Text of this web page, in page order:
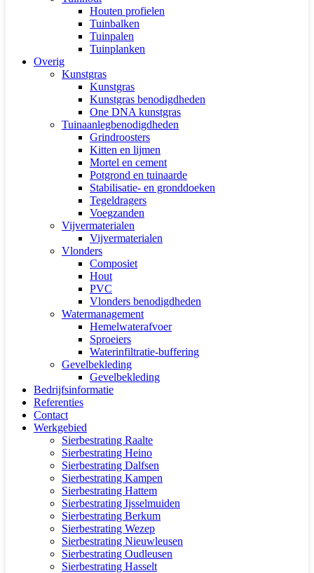
Houten profielen
Tuinbalken
Tuinpalen
Tuinplanken
Overig
Kunstgras
Kunstgras
Kunstgras benodigdheden
One DNA kunstgras
Tuinaanlegbenodigdheden
Grindroosters
Kitten en lijmen
Mortel en cement
Potgrond en tuinaarde
Stabilisatie- en gronddoeken
Tegeldragers
Voegzanden
Vijvermaterialen
Vijvermaterialen
Vlonders
Composiet
Hout
PVC
Vlonders benodigdheden
Watermanagement
Hemelwaterafvoer
Sproeiers
Waterinfiltratie-buffering
Gevelbekleding
Gevelbekleding
Bedrijfsinformatie
Referenties
Contact
Werkgebied
Sierbestrating Raalte
Sierbestrating Heino
Sierbestrating Dalfsen
Sierbestrating Kampen
Sierbestrating Hattem
Sierbestrating Ijsselmuiden
Sierbestrating Berkum
Sierbestrating Wezep
Sierbestrating Nieuwleusen
Sierbestrating Oudleusen
Sierbestrating Hasselt